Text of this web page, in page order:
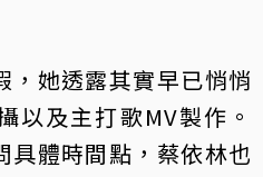
，她透露其實早已悄悄
以及主打歌MV製作。
具體時間點，蔡依林也